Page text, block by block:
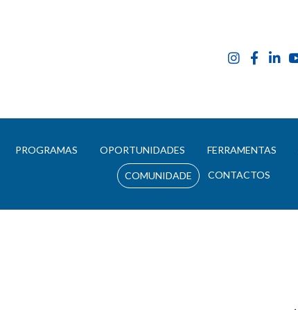
PROGRAMAS OPORTUNIDADES FERRAMENTAS
COMUNIDADE CONTACTOS